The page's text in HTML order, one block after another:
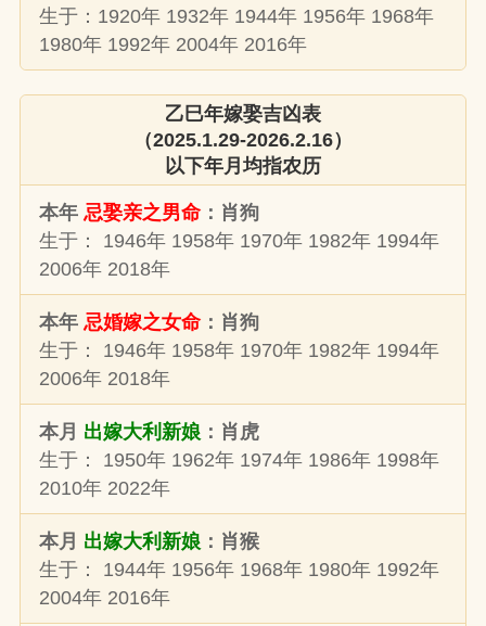
生于：1920年 1932年 1944年 1956年 1968年
1980年 1992年 2004年 2016年
乙巳年嫁娶吉凶表
（2025.1.29-2026.2.16）
以下年月均指农历
本年 忌娶亲之男命：肖狗
生于： 1946年 1958年 1970年 1982年 1994年
2006年 2018年
本年 忌婚嫁之女命：肖狗
生于： 1946年 1958年 1970年 1982年 1994年
2006年 2018年
本月 出嫁大利新娘：肖虎
生于： 1950年 1962年 1974年 1986年 1998年
2010年 2022年
本月 出嫁大利新娘：肖猴
生于： 1944年 1956年 1968年 1980年 1992年
2004年 2016年